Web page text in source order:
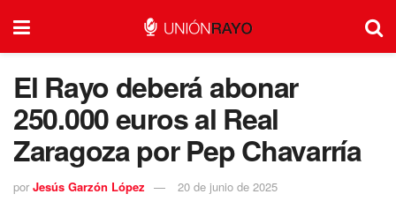
El Rayo deberá abonar
250.000 euros al Real
Zaragoza por Pep Chavarría
por Jesús Garzón López 20 de junio de 2025